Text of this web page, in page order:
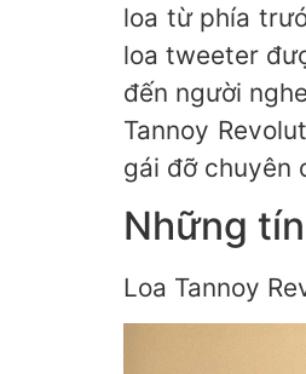
loa từ phía
loa tweeter
đến người
Tannoy
gái đỡ chuyên
Những
Loa Tannoy